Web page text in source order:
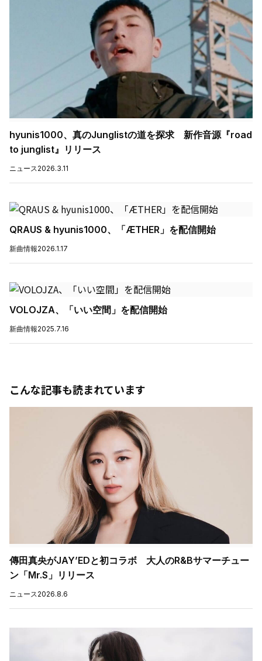
hyunis1000、真のJunglistの道を探求 新作音源『road
to junglist』リリース
ニュース 2026.3.11
QRAUS & hyunis1000、「ÆTHER」を配信開始
新曲情報2026.1.17
VOLOJZA、「いい空間」を配信開始
新曲情報2025.7.16
こんな記事も読まれています
傳田真央がJAY’EDと初コラボ 大人のR&Bサマーチュー
ン「Mr.S」リリース
ニュース 2026.8.6